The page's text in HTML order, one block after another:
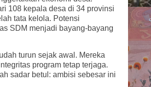
108 kepala desa di 34 provinsi
tata kelola. Potensi
SDM menjadi bayang-bayang
turun sejak awal. Mereka
program tetap terjaga.
sadar betul: ambisi sebesar ini